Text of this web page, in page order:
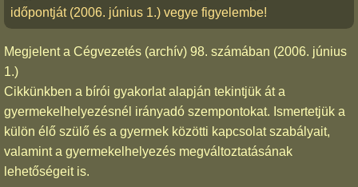
időpontját (2006. június 1.) vegye figyelembe!
Megjelent a Cégvezetés (archív) 98. számában (2006. június
1.)
Cikkünkben a bírói gyakorlat alapján tekintjük át a
gyermekelhelyezésnél irányadó szempontokat. Ismertetjük a
külön élő szülő és a gyermek közötti kapcsolat szabályait,
valamint a gyermekelhelyezés megváltoztatásának
lehetőségeit is.